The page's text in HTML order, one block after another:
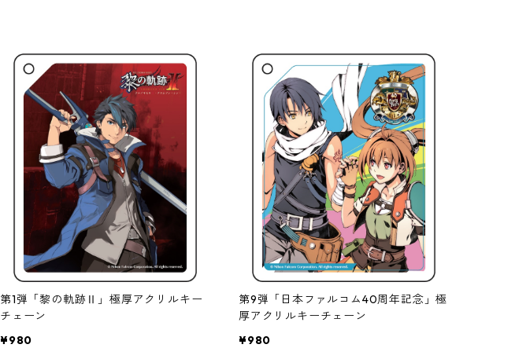
第1弾「黎の軌跡Ⅱ」極厚アクリルキー
チェーン
¥980
第9弾「日本ファルコム40周年記念」極
厚アクリルキーチェーン
¥980